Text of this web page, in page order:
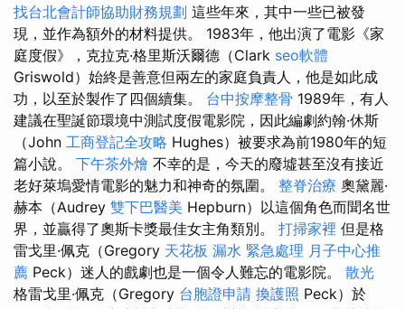
找台北會計師協助財務規劃 這些年來，其中一些已被發
現，並作為額外的材料提供。 1983年，他出演了電影《家
庭度假》，克拉克·格里斯沃爾德（Clark seo軟體
Griswold）始終是善意但兩左的家庭負責人，他是如此成
功，以至於製作了四個續集。 台中按摩整骨 1989年，有人
建議在聖誕節環境中測試度假電影院，因此編劇約翰·休斯
（John 工商登記全攻略 Hughes）被要求為前1980年的短
篇小說。 下午茶外燴 不幸的是，今天的廢墟甚至沒有接近
老好萊塢愛情電影的魅力和神奇的氛圍。 整脊治療 奧黛麗·
赫本（Audrey 雙下巴醫美 Hepburn）以這個角色而聞名世
界，並贏得了奧斯卡獎最佳女主角類別。 打掃家裡 但是格
雷戈里·佩克（Gregory 天花板 漏水 緊急處理 月子中心推
薦 Peck）迷人的戲劇也是一個令人難忘的電影院。 散光
格雷戈里·佩克（Gregory 台胞證申請 換護照 Peck）於